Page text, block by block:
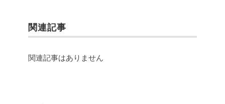
関連記事
関連記事はありません